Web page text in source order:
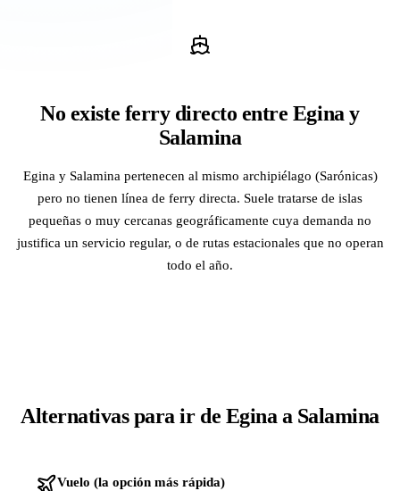
No existe ferry directo entre Egina y
Salamina
Egina y Salamina pertenecen al mismo archipiélago (Sarónicas)
pero no tienen línea de ferry directa. Suele tratarse de islas
pequeñas o muy cercanas geográficamente cuya demanda no
justifica un servicio regular, o de rutas estacionales que no operan
todo el año.
Alternativas para ir de Egina a Salamina
Vuelo (la opción más rápida)